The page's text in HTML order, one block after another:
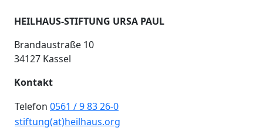
HEILHAUS-STIFTUNG URSA PAUL
Brandaustraße 10
34127 Kassel
Kontakt
Telefon 0561 / 9 83 26-0
stiftung(at)heilhaus.org